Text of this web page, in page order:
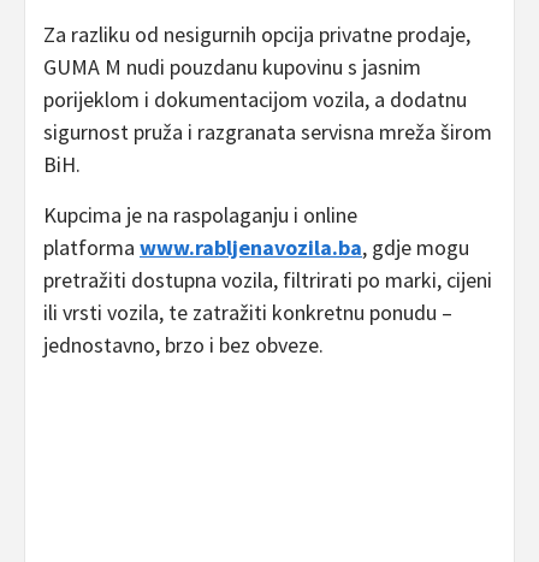
Za razliku od nesigurnih opcija privatne prodaje,
GUMA M nudi pouzdanu kupovinu s jasnim
porijeklom i dokumentacijom vozila, a dodatnu
sigurnost pruža i razgranata servisna mreža širom
BiH.
Kupcima je na raspolaganju i online
platforma www.rabljenavozila.ba, gdje mogu
pretražiti dostupna vozila, filtrirati po marki, cijeni
ili vrsti vozila, te zatražiti konkretnu ponudu –
jednostavno, brzo i bez obveze.